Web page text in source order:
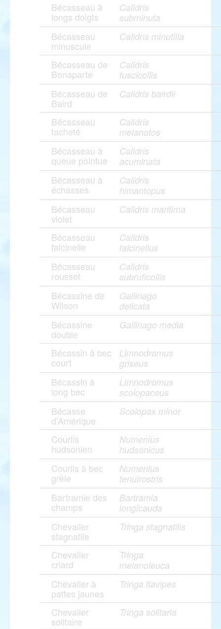
Bécasseau à
longs doigts
Calidris
subminuta
Bécasseau
minuscule
Calidris minutilla
Bécasseau de
Bonaparte
Calidris
fuscicollis
Bécasseau de
Baird
Calidris bairdii
Bécasseau
tacheté
Calidris
melanotos
Bécasseau à
queue pointue
Calidris
acuminata
Bécasseau à
échasses
Calidris
himantopus
Bécasseau
violet
Calidris maritima
Bécasseau
falcinelle
Calidris
falcinellus
Bécasseau
rousset
Calidris
subruficollis
Bécassine de
Wilson
Gallinago
delicata
Bécassine
double
Gallinago media
Bécassin à bec
court
Limnodromus
griseus
Bécassin à
long bec
Limnodromus
scolopaceus
Bécasse
d'Amérique
Scolopax minor
Courlis
hudsonien
Numenius
hudsonicus
Courlis à bec
grêle
Numenius
tenuirostris
Bartramie des
champs
Bartramia
longicauda
Chevalier
stagnatile
Tringa stagnatilis
Chevalier
criard
Tringa
melanoleuca
Chevalier à
pattes jaunes
Tringa flavipes
Chevalier
solitaire
Tringa solitaria